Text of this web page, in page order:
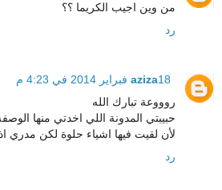
من وين اجيب الكريما ؟؟
رد
aziza18 فبراير 2014 في 4:23 م
روووعة تبارك الله
حبيبتي المدونة اللي اخدتي منها
لأن لقيت فيها اشياء حلوة لكن مدري
رد